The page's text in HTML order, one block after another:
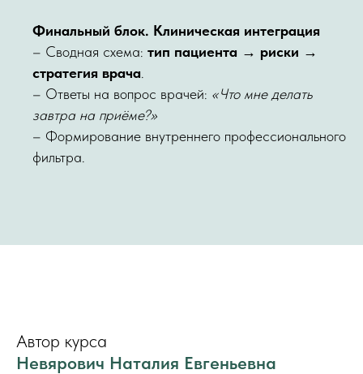
Финальный блок. Клиническая интеграция
– Сводная схема: тип пациента → риски →
стратегия врача
– Ответы на вопрос врачей: «Что мне делать
завтра на приёме?»
– Формирование внутреннего профессионального
фильтра.
Автор курса
Невярович Наталия Евгеньевна